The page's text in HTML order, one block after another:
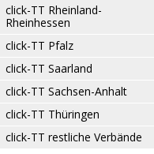
click-TT Rheinland-
Rheinhessen
click-TT Pfalz
click-TT Saarland
click-TT Sachsen-Anhalt
click-TT Thüringen
click-TT restliche Verbände